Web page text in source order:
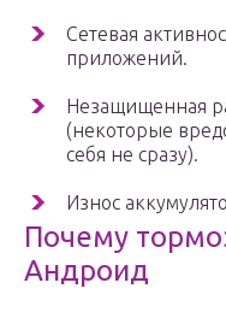
Сетевая
приложений.
Незащищенная
(некоторые
себя не сразу).
Износ
Почему
Андроид